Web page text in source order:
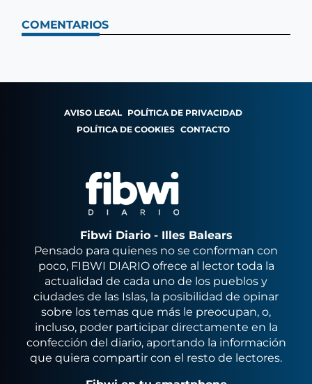
COMENTARIOS
AVISO LEGAL POLÍTICA DE PRIVACIDAD
POLÍTICA DE COOKIES CONTACTO
Fibwi Diario - Illes Balears
Pensado para quienes no se conforman con
poco, FIBWI DIARIO ofrece al lector toda la
actualidad de cada uno de los pueblos y
ciudades de las Islas, la posibilidad de opinar
sobre los temas que más le preocupan, o,
incluso, poder participar directamente en la
confección del diario, aportando la información
que quiera compartir con el resto de lectores.